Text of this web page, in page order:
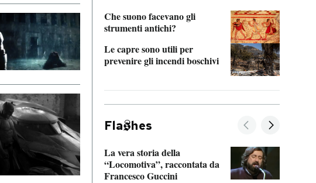
Che suono facevano gli
strumenti antichi?
Le capre sono utili per
prevenire gli incendi boschivi
Fla hes
La vera storia della
“Locomotiva”, raccontata da
Francesco Guccini